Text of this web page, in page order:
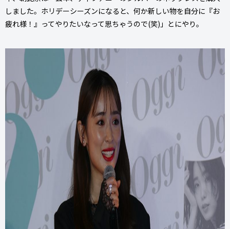
しました。ホリデーシーズンになると、何か新しい物を自分に『お
疲れ様！』ってやりたいなって思ちゃうので(笑)」とにやり。